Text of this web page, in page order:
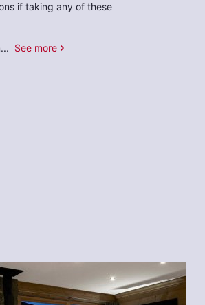
if taking any of these
... See more